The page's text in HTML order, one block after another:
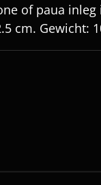
of paua inleg
cm. Gewicht: